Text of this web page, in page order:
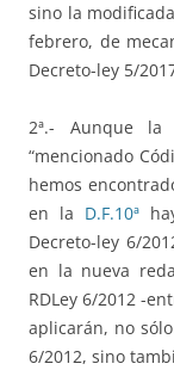
sino la
febrero, de
Decreto-ley 5/
2ª.- Aunque la
“mencionado
hemos
en la D.F.10ª
Decreto-ley 6/
en la nueva
RDLey 6/2012 -
aplicarán, no
6/2012, sino